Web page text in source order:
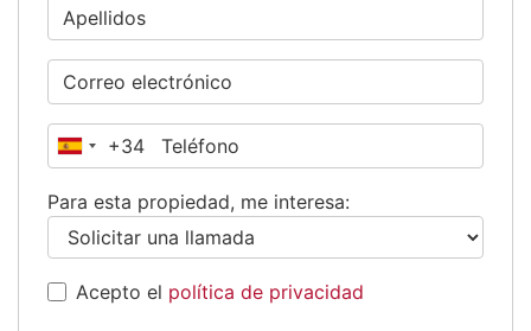
España
+34
Para esta propiedad, me interesa:
Acepto el política de privacidad